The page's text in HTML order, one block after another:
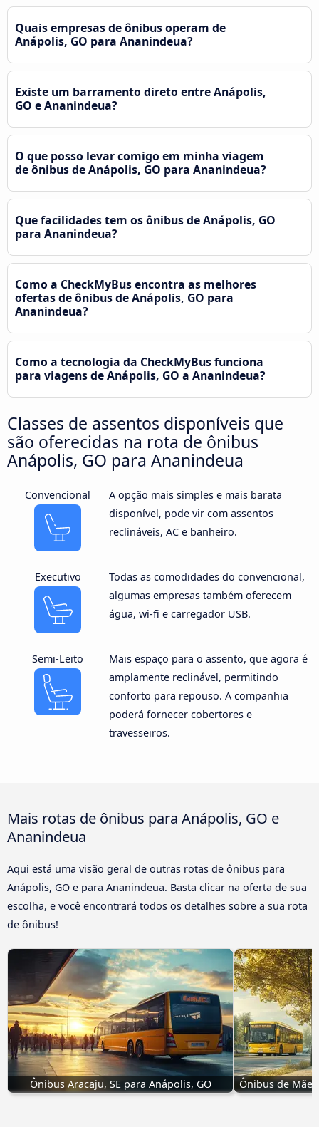
Quais empresas de ônibus operam de
Anápolis, GO para Ananindeua?
Existe um barramento direto entre Anápolis,
GO e Ananindeua?
O que posso levar comigo em minha viagem
de ônibus de Anápolis, GO para Ananindeua?
Que facilidades tem os ônibus de Anápolis, GO
para Ananindeua?
Como a CheckMyBus encontra as melhores
ofertas de ônibus de Anápolis, GO para
Ananindeua?
Como a tecnologia da CheckMyBus funciona
para viagens de Anápolis, GO a Ananindeua?
Classes de assentos disponíveis que
são oferecidas na rota de ônibus
Anápolis, GO para Ananindeua
Convencional
A opção mais simples e mais barata
disponível, pode vir com assentos
reclináveis, AC e banheiro.
Executivo
Todas as comodidades do convencional,
algumas empresas também oferecem
água, wi-fi e carregador USB.
Semi-Leito
Mais espaço para o assento, que agora é
amplamente reclinável, permitindo
conforto para repouso. A companhia
poderá fornecer cobertores e
travesseiros.
Mais rotas de ônibus para Anápolis, GO e
Ananindeua
Aqui está uma visão geral de outras rotas de ônibus para
Anápolis, GO e para Ananindeua. Basta clicar na oferta de sua
escolha, e você encontrará todos os detalhes sobre a sua rota
de ônibus!
Ônibus Aracaju, SE para Anápolis, GO Ônibus de Mãe